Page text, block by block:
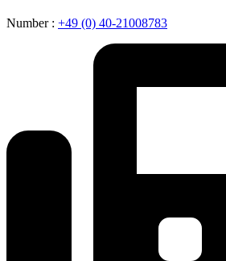
Number : +49 (0) 40-21008783